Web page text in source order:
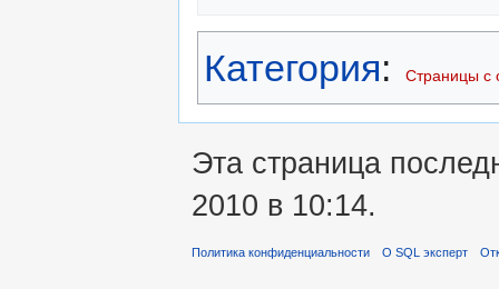
Категория: Страницы с
Эта страница
2010 в 10:14.
Политика конфиденциальности О SQL эксперт